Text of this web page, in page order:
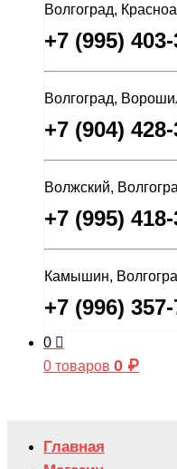
Волгоград,
+7 (995)
Волгоград,
+7 (904)
Волжский,
+7 (995)
Камышин,
+7 (996)
0
0 товаров 0 ₽
Главная